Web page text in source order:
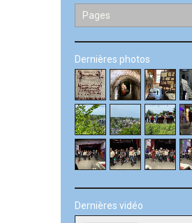
Dernières photos
Dernières vidéo